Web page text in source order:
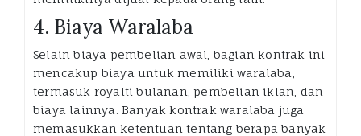
4. Biaya Waralaba
Selain biaya pembelian awal, bagian kontrak ini
mencakup biaya untuk memiliki waralaba,
termasuk royalti bulanan, pembelian iklan, dan
biaya lainnya. Banyak kontrak waralaba juga
memasukkan ketentuan tentang berapa banyak